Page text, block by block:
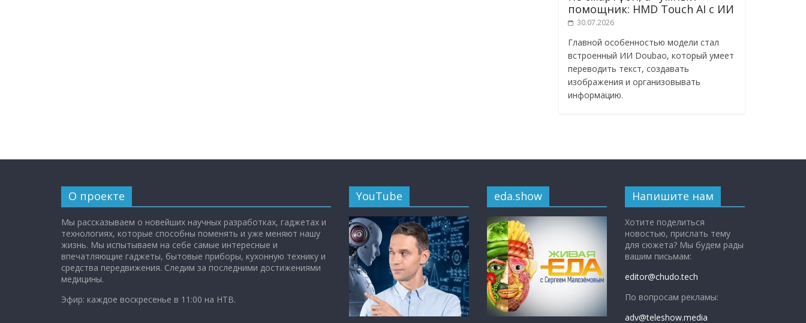
помощник: HMD Touch AI с ИИ
30.07.2026
Главной особенностью модели стал
встроенный ИИ Doubao, который умеет
переводить текст, создавать
изображения и организовывать
информацию.
О проекте
Мы рассказываем о новейших научных разработках, гаджетах и
технологиях, которые способны поменять и уже меняют нашу
жизнь. Мы испытываем на себе самые интересные и
впечатляющие гаджеты, бытовые приборы, кухонную технику и
средства передвижения. Следим за последними достижениями
медицины.
Эфир: каждое воскресенье в 11:00 на НТВ.
YouTube eda.show Напишите нам
Хотите поделиться
новостью, прислать тему
для сюжета? Мы будем рады
вашим письмам:
editor@chudo.tech
По вопросам рекламы:
adv@teleshow.media